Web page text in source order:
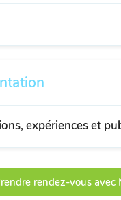
expériences et
rendez-vous avec